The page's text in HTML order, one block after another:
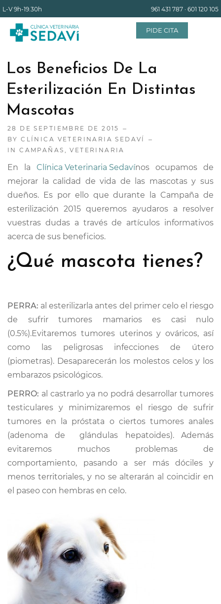
L-V9h-19.30h 961 431 787 · 601 120 105
PIDE CITA
INICIO
EQUIPO
SERVICIOS
BLOG
CONTACTO
Los Beneficios De La
Esterilización En Distintas
Mascotas
28 DE SEPTIEMBRE DE 2015
BYCLÍNICA VETERINARIA SEDAVÍ
INCAMPAÑAS ,VETERINARIA
En la Clínica Veterinaria Sedavínos ocupamos de
mejorar la calidad de vida de las mascotas y sus
dueños. Es por ello que durante la Campaña de
esterilización 2015 queremos ayudaros a resolver
vuestras dudas a través de artículos informativos
acerca de sus beneficios.
¿Qué mascota tienes?
PERRA: al esterilizarla antes del primer celo el riesgo
de sufrir tumores mamarios es casi nulo
(0.5%).Evitaremos tumores uterinos y ováricos, así
como las peligrosas infecciones de útero
(piometras). Desaparecerán los molestos celos y los
embarazos psicológicos.
PERRO: al castrarlo ya no podrá desarrollar tumores
testiculares y minimizaremos el riesgo de sufrir
tumores en la próstata o ciertos tumores anales
(adenoma de glándulas hepatoides). Además
evitaremos muchos problemas de
comportamiento, pasando a ser más dóciles y
menos territoriales, y no se alterarán al coincidir en
el paseo con hembras en celo.